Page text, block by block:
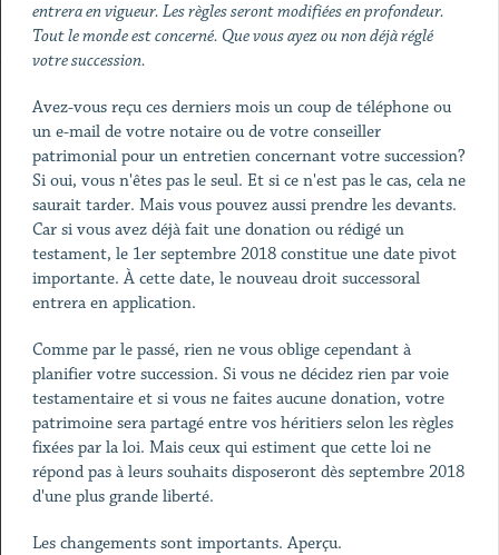
entrera en vigueur. Les règles seront modifiées en profondeur.
Tout le monde est concerné. Que vous ayez ou non déjà réglé
votre succession.
Avez-vous reçu ces derniers mois un coup de téléphone ou
un e-mail de votre notaire ou de votre conseiller
patrimonial pour un entretien concernant votre succession?
Si oui, vous n'êtes pas le seul. Et si ce n'est pas le cas, cela ne
saurait tarder. Mais vous pouvez aussi prendre les devants.
Car si vous avez déjà fait une donation ou rédigé un
testament, le 1er septembre 2018 constitue une date pivot
importante. À cette date, le nouveau droit successoral
entrera en application.
Comme par le passé, rien ne vous oblige cependant à
planifier votre succession. Si vous ne décidez rien par voie
testamentaire et si vous ne faites aucune donation, votre
patrimoine sera partagé entre vos héritiers selon les règles
fixées par la loi. Mais ceux qui estiment que cette loi ne
répond pas à leurs souhaits disposeront dès septembre 2018
d'une plus grande liberté.
Les changements sont importants. Aperçu.